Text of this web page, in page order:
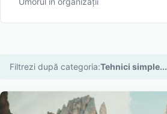
Filtrezi după categoria:Tehnici simple...